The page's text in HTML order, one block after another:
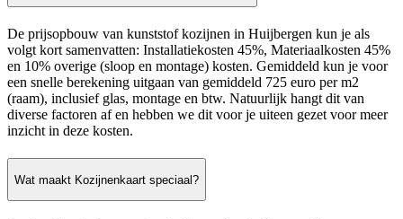
De prijsopbouw van kunststof kozijnen in Huijbergen kun je als
volgt kort samenvatten: Installatiekosten 45%, Materiaalkosten 45%
en 10% overige (sloop en montage) kosten. Gemiddeld kun je voor
een snelle berekening uitgaan van gemiddeld 725 euro per m2
(raam), inclusief glas, montage en btw. Natuurlijk hangt dit van
diverse factoren af en hebben we dit voor je uiteen gezet voor meer
inzicht in deze kosten.
Wat maakt Kozijnenkaart speciaal?